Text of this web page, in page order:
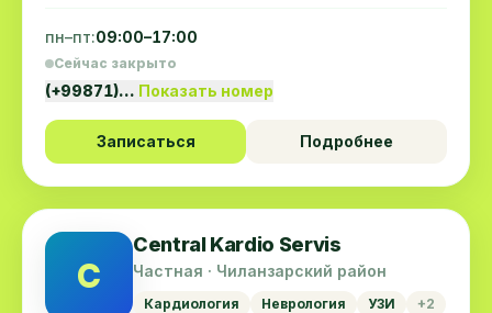
пн–пт:09:00–17:00
Сейчас закрыто
(+99871)… Показать номер
Записаться Подробнее
C
Central Kardio Servis
Частная · Чиланзарский район
Кардиология Неврология УЗИ +2